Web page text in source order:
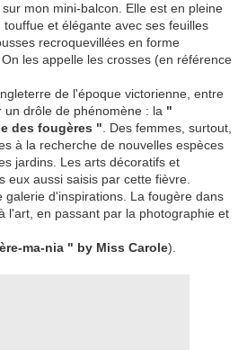
mon mini-balcon. Elle est en pleine
et élégante avec ses feuilles
recroquevillées en forme
les appelle les crosses (en référence
de l'époque victorienne, entre
drôle de phénomène : la "
des fougères " . Des femmes, surtout,
à la recherche de nouvelles espèces
jardins. Les arts décoratifs et
eux aussi saisis par cette fièvre.
galerie d'inspirations. La fougère dans
l'art, en passant par la photographie et
ma-nia " by Miss Carole).